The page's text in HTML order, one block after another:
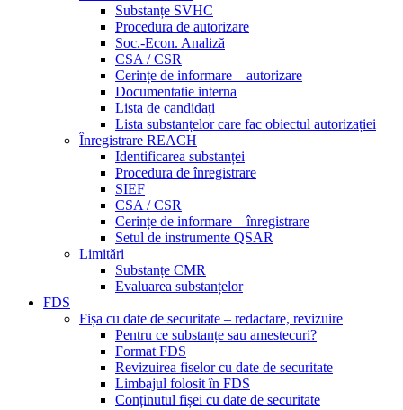
Substanțe SVHC
Procedura de autorizare
Soc.-Econ. Analiză
CSA / CSR
Cerințe de informare – autorizare
Documentatie interna
Lista de candidați
Lista substanțelor care fac obiectul autorizației
Înregistrare REACH
Identificarea substanței
Procedura de înregistrare
SIEF
CSA / CSR
Cerințe de informare – înregistrare
Setul de instrumente QSAR
Limitări
Substanțe CMR
Evaluarea substanțelor
FDS
Fișa cu date de securitate – redactare, revizuire
Pentru ce substanțe sau amestecuri?
Format FDS
Revizuirea fiselor cu date de securitate
Limbajul folosit în FDS
Conținutul fișei cu date de securitate